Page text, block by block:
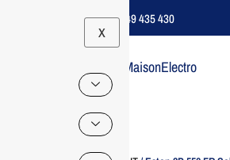
Support B2B Dédié | 06 49 435 430
X
MaisonElectro